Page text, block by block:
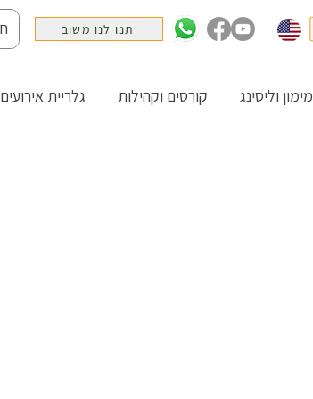
תנו לנו משוב
מימון וליסינג קורסים וקהילות גלריית אירועים